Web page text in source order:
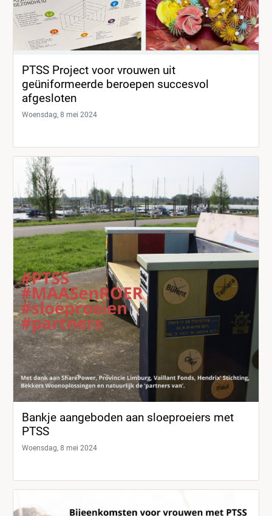
PTSS Project voor vrouwen uit
geüniformeerde beroepen succesvol
afgesloten
Woensdag, 8 mei 2024
Bankje aangeboden aan sloeproeiers met
PTSS
Woensdag, 8 mei 2024